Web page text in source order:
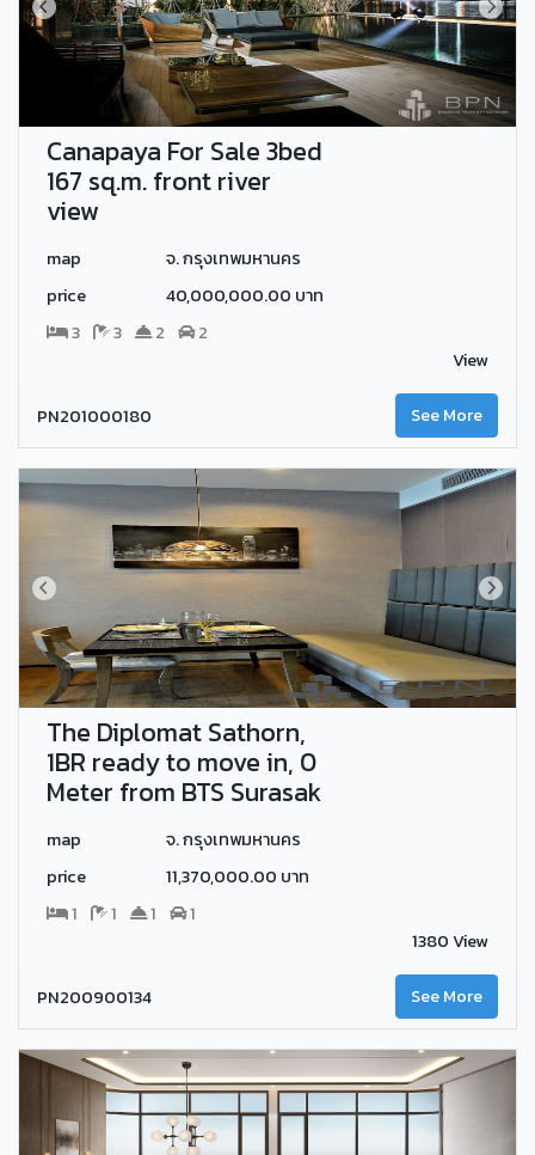
Canapaya For Sale 3bed
167 sq.m. front river
view
map
จ. กรุงเทพมหานคร
price
40,000,000.00 บาท
3
3 2
2
View
PN201000180 See More
The Diplomat Sathorn,
1BR ready to move in, 0
Meter from BTS Surasak
map
จ. กรุงเทพมหานคร
price
11,370,000.00 บาท
1
1 1
1
1380 View
PN200900134 See More